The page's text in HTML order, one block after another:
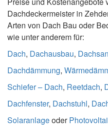
Dachdeckermeister in
Arten von Dach Bau oder
wie unter anderem für:
Dach, Dachausbau,
Dachdämmung,
Schiefer – Dach, Reetdach,
Dachfenster, Dachstuhl,
Solaranlageoder